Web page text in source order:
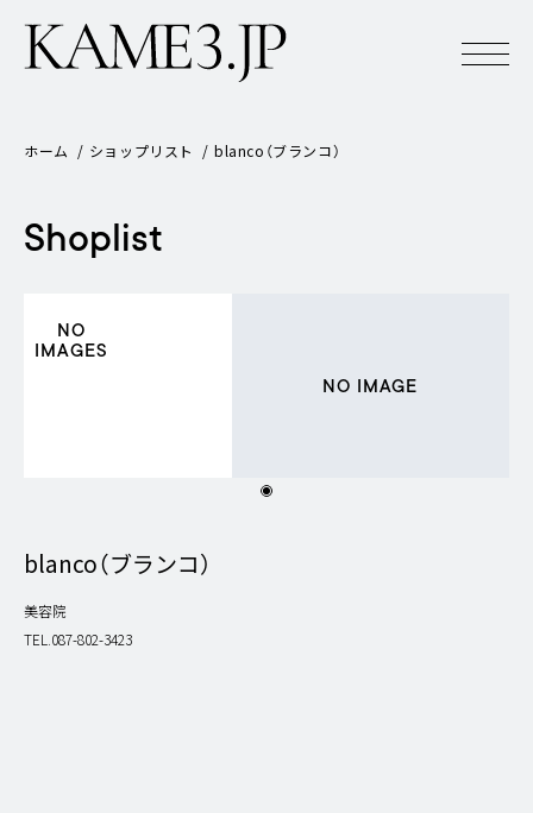
ホーム ショップリスト blanco（ブランコ）
Shoplist
NO
IMAGES
NO IMAGE
blanco（ブランコ）
美容院
TEL.087-802-3423